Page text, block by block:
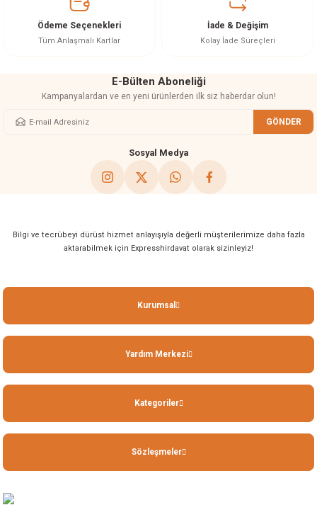
Bu ürüne benzer farklı alternatifler olmalı.
Ödeme Seçenekleri
Tüm Anlaşmalı Kartlar
İade & Değişim
Kolay İade Süreçleri
E-Bülten Aboneliği
Kampanyalardan ve en yeni ürünlerden ilk siz haberdar olun!
GÖNDER
Sosyal Medya
Bilgi ve tecrübeyi dürüst hizmet anlayışıyla değerli müşterilerimize daha fazla
aktarabilmek için Expresshirdavat olarak sizinleyiz!
Kurumsal
Yardım Merkezi
Kategoriler
Sözleşmeler